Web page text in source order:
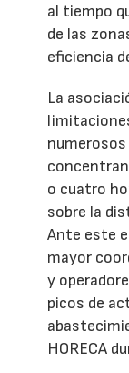
al tiempo
de las
eficiencia
La
o cuatro
sobre la
Ante este
mayor
y
picos de
HORECA